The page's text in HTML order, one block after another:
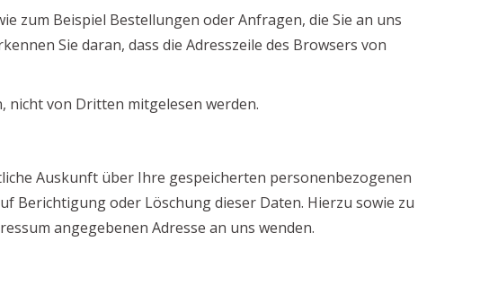
zum Beispiel Bestellungen oder Anfragen, die Sie an uns
Sie daran, dass die Adresszeile des Browsers von
nicht von Dritten mitgelesen werden.
Auskunft über Ihre gespeicherten personenbezogenen
Berichtigung oder Löschung dieser Daten. Hierzu sowie zu
angegebenen Adresse an uns wenden.